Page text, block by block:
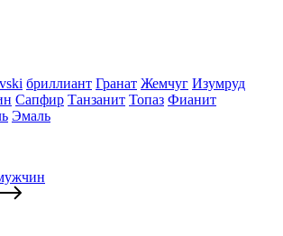
бриллиант Гранат Жемчуг Изумруд
Сапфир Танзанит Топаз Фианит
Эмаль